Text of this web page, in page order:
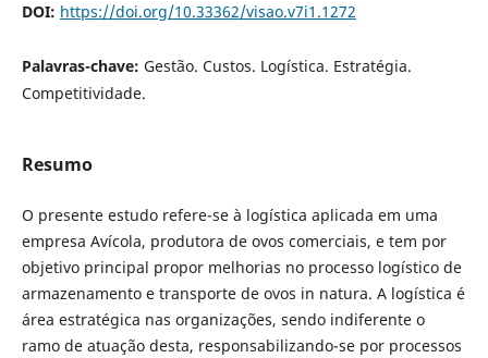
DOI: https://doi.org/10.33362/visao.v7i1.1272
Palavras-chave: Gestão. Custos. Logística. Estratégia.
Competitividade.
Resumo
O presente estudo refere-se à logística aplicada em uma
empresa Avícola, produtora de ovos comerciais, e tem por
objetivo principal propor melhorias no processo logístico de
armazenamento e transporte de ovos in natura. A logística é
área estratégica nas organizações, sendo indiferente o
ramo de atuação desta, responsabilizando-se por processos